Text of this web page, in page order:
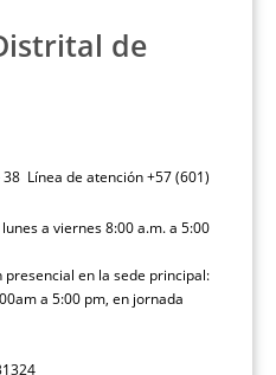
de
Línea de atención +57 (601)
a viernes 8:00 a.m. a 5:00
en la sede principal:
a 5:00 pm, en jornada